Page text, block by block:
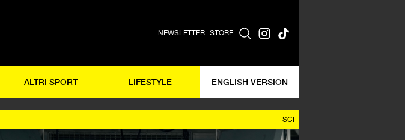
NEWSLETTER STORE
ALTRI SPORT LIFESTYLE ENGLISH VERSION
SCI